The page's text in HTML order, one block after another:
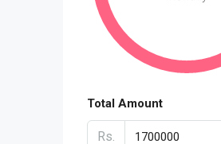
Total Amount
Rs.